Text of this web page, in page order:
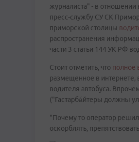
журналиста" - в отношении
пресс-службу СУ СК
приморской столицы
распространения
части 3 статьи 144 УК РФ
Стоит отметить, что полное
размещенное в интернете,
водителя автобуса.
("Гастарба́йтеры должны
"Почему то оператор
оскорблять,